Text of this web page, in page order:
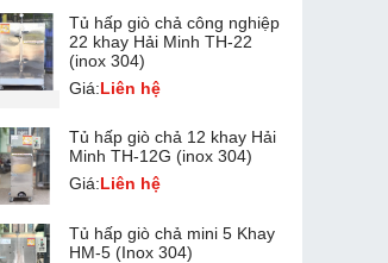
Tủ hấp giò chả công nghiệp
22 khay Hải Minh TH-22
(inox 304)
Giá:Liên hệ
Tủ hấp giò chả 12 khay Hải
Minh TH-12G (inox 304)
Giá:Liên hệ
Tủ hấp giò chả mini 5 Khay
HM-5 (Inox 304)